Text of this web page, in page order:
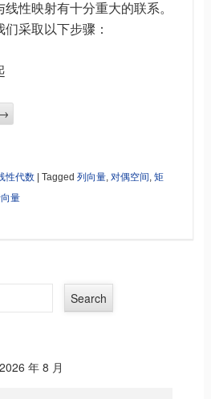
性映射有十分重大的联系。
采取以下步骤：
性代数 Tagged 列向量, 对偶空间, 矩
量
2026 年 8 月